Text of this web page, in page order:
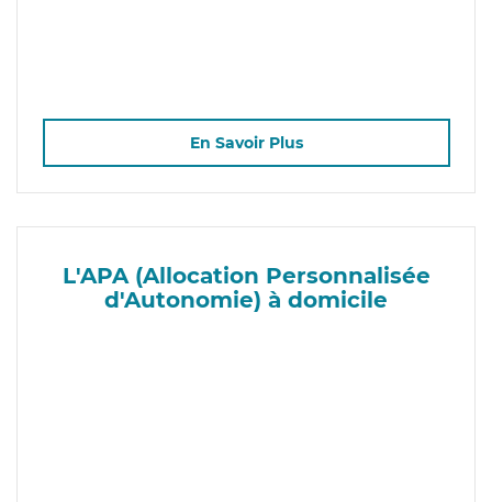
En Savoir Plus
L'APA (Allocation Personnalisée
d'Autonomie) à domicile